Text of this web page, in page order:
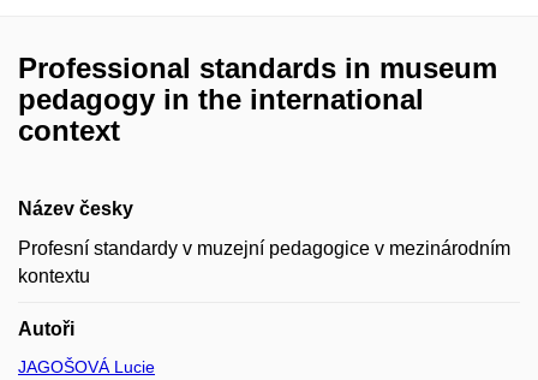
Professional standards in museum
pedagogy in the international
context
Název česky
Profesní standardy v muzejní pedagogice v mezinárodním
kontextu
Autoři
JAGOŠOVÁ Lucie